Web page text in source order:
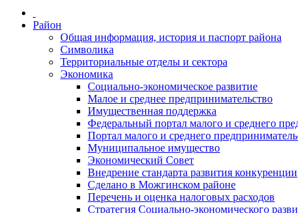
Район
Общая информация, история и паспорт района
Символика
Территориальные отделы и сектора
Экономика
Социально-экономическое развитие
Малое и среднее предпринимательство
Имущественная поддержка
Федеральный портал малого и среднего
Портал малого и среднего
Муниципальное имущество
Экономический Совет
Внедрение стандарта развития конкуренции
Сделано в Можгинском районе
Перечень и оценка налоговых расходов
Стратегия Социально-экономического